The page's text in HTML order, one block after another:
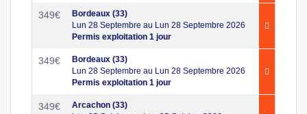
349€
Bordeaux (33)
Lun 28 Septembre au Lun 28 Septembre 2026
Permis exploitation 1 jour
349€
Bordeaux (33)
Lun 28 Septembre au Lun 28 Septembre 2026
Permis exploitation 1 jour
349€
Arcachon (33)